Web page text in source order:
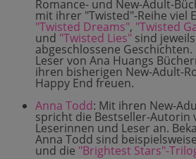
Romance- und New-Adult-
mit ihrer "Twisted"-Reihe viel
"Twisted Dreams", "Twisted
und "Twisted Lies" sind
abgeschlossene
Leser von Ana Huangs
ihren bisherigen New-Adult-
Happy End freuen.
Anna Todd: Mit ihren New-
spricht die Bestseller-Autorin
Leserinnen und Leser an.
Anna Todd sind
und die "Brightest Stars"-